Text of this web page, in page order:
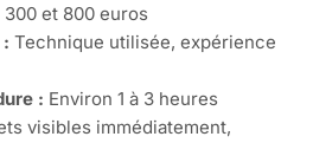
300 et 800 euros
Technique utilisée, expérience
: Environ 1 à 3 heures
visibles immédiatement,